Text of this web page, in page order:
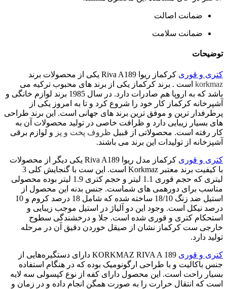
ضمانت اصالت
ضمانت سلامت
توضیحات
کتری و قوری کرکماز ریوا Riva A189 یکی از محصولات برند
korkmaz است . برند کرکماز یکی از برند های محبوب ترکیه می
باشد که به اروپا هم صادرات دارد. در سال 1985 برند لوازم خانگی و
آشپرخانه کرکماز کار خود را شروع کرد و تا به امروز یکی از
پرطرفدار ترین و موفق ترین برند های جهانی است. این برند طراحی
های بسیار زیبایی دارد و ظرافت خاصی در تولید محصولات آن به
کار رفته است. محصولاتی از قبیل ظروف پخت و پز و لوازم برقی
آشپزخانه از تولیدات این برند می باشند.
کتری و قوری
کرکماز مدل ریوا Riva A189 یکی دیگر از محصولات
با کیفیت برند معتبر Korkmaz است. این ست با گنجایش کلی 3
لیتری که حجم قوری 1.1 لیتر و حجم کتری 1.9 لیتر بوده محصولی
مناسب برای دورهمی‌ های شماست. جنس بدنه این محصول از
استیل ضد زنگ 18/10 ساخته شده که شامل 18 درصد کروم و 10
درصد نیکل است. وجود این دو آلیاژ در استیل موجب زیبایی و
استحکام کتری و قوری شده است. جلا و درخشندگی سطوح
خارجی ست کرکماز نشان از صیقل خوردن دقیق آن در مرحله
تولید دارد.
کتری و قوری
KORKMAZ RIVA A 189 دارای دستگیره‌هایی از
جنس باکالیت و با طراحی ارگونومیک بوده که در هنگام استفاده
بسیار راحت است. این محصول دارای کفه از نوع کپسولی سه لایه
است که انتقال حرارت را به صورت همگن انجام داده و در زمان و